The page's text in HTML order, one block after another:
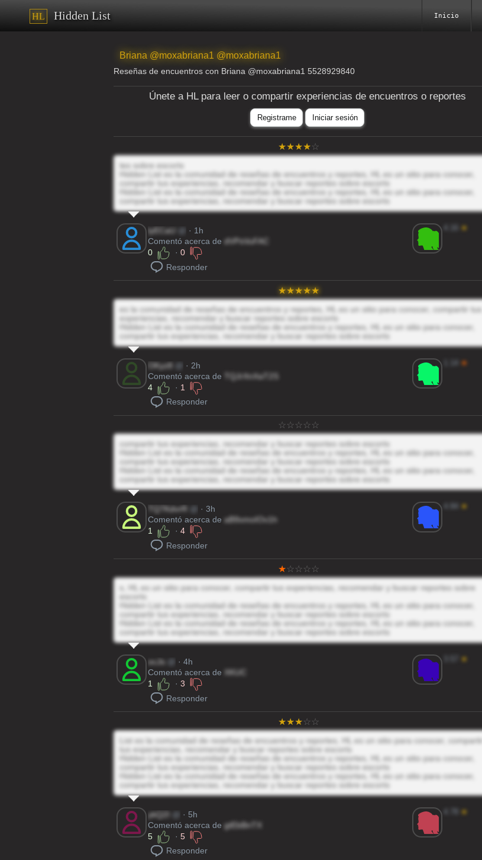
HL Hidden List Inicio
Briana @moxabriana1 @moxabriana1
Reseñas de encuentros con Briana @moxabriana1 5528929840
Únete a HL para leer o compartir experiencias de encuentros o reportes
Registrame Iniciar sesión
tes sobre escorts
Hidden List es la comunidad de reseñas de encuentros y reportes, HL es un sitio para conocer,
compartir tus experiencias, recomendar y buscar reportes sobre escorts
Hidden List es la comunidad de reseñas de encuentros y reportes, HL es un sitio para conocer,
compartir tus experiencias, recomendar y buscar reportes sobre escorts
lyECaU
· 1h
Comentó acerca de
dVPsVuFAC
0
· 0
Responder
★
es la comunidad de reseñas de encuentros y reportes, HL es un sitio para conocer, compartir tus
experiencias, recomendar y buscar reportes sobre escorts
Hidden List es la comunidad de reseñas de encuentros y reportes, HL es un sitio para conocer,
compartir tus experiencias, recomendar y buscar reportes sobre escorts
OKyz8
· 2h
Comentó acerca de
TQJrXnXaT2S
4
· 1
Responder
★
compartir tus experiencias, recomendar y buscar reportes sobre escorts
Hidden List es la comunidad de reseñas de encuentros y reportes, HL es un sitio para conocer,
compartir tus experiencias, recomendar y buscar reportes sobre escorts
Hidden List es la comunidad de reseñas de encuentros y reportes, HL es un sitio para conocer,
compartir tus experiencias, recomendar y buscar reportes sobre escorts
TQ7KdvrR
· 3h
Comentó acerca de aB9xmoIOv1h
1
· 4
Responder
★
s, HL es un sitio para conocer, compartir tus experiencias, recomendar y buscar reportes sobre
escorts
Hidden List es la comunidad de reseñas de encuentros y reportes, HL es un sitio para conocer,
compartir tus experiencias, recomendar y buscar reportes sobre escorts
Hidden List es la comunidad de reseñas de encuentros y reportes, HL es un sitio para conocer,
compartir tus experiencias, recomendar y buscar reportes sobre escorts
ocJs
· 4h
Comentó acerca de
1
· 3
Responder
★
List es la comunidad de reseñas de encuentros y reportes, HL es un sitio para conocer, compartir
tus experiencias, recomendar y buscar reportes sobre escorts
Hidden List es la comunidad de reseñas de encuentros y reportes, HL es un sitio para conocer,
compartir tus experiencias, recomendar y buscar reportes sobre escorts
Hidden List es la comunidad de reseñas de encuentros y reportes, HL es un sitio para conocer,
compartir tus experiencias, recomendar y buscar reportes sobre escorts
ykQ2I
· 5h
Comentó acerca de gtEbBnTX
5
· 5
Responder
★